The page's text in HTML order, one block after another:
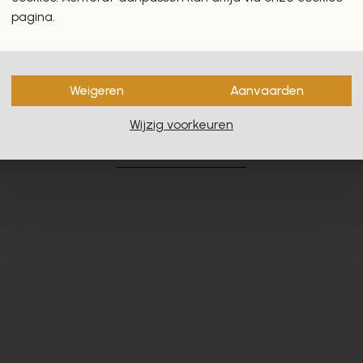
zullen u zeker en vast
pagina.
Weigeren Aanvaarden
Wijzig voorkeuren